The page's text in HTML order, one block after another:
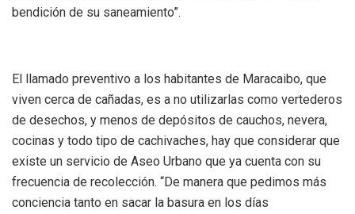
bendición de su saneamiento”.
El llamado preventivo a los habitantes de Maracaibo, que
viven cerca de cañadas, es a no utilizarlas como vertederos
de desechos, y menos de depósitos de cauchos, nevera,
cocinas y todo tipo de cachivaches, hay que considerar que
existe un servicio de Aseo Urbano que ya cuenta con su
frecuencia de recolección. “De manera que pedimos más
conciencia tanto en sacar la basura en los días